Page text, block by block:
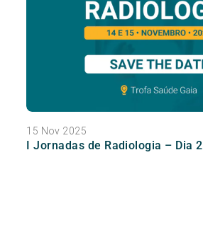
15 Nov 2025
I Jornadas de Radiologia – Dia 2